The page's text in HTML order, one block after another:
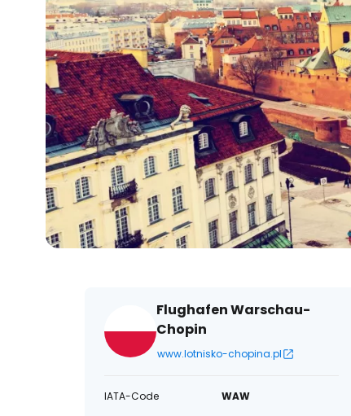
Flughafen Warschau-
Chopin
www.lotnisko-chopina.pl
IATA-Code
WAW